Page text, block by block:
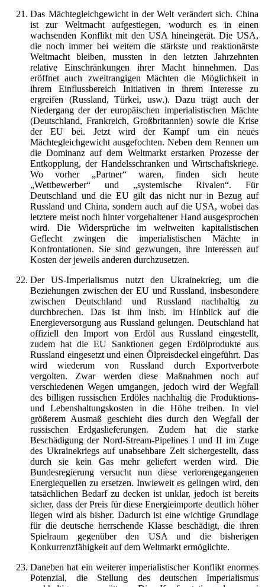
Das Mächtegleichgewicht in der Welt verändert sich. China
ist zur Weltmacht aufgestiegen, wodurch es in einen
wachsenden Konflikt mit den USA hineingerät. Die USA,
die noch immer bei weitem die stärkste und reaktionärste
Weltmacht bleiben, mussten in den letzten Jahrzehnten
relative Einschränkungen ihrer Macht hinnehmen. Das
eröffnet auch zweitrangigen Mächten die Möglichkeit in
ihrem Einflussbereich Initiativen in ihrem Interesse zu
ergreifen (Russland, Türkei, usw.). Dazu trägt auch der
Niedergang der der europäischen imperialistischen Mächte
(Deutschland, Frankreich, Großbritannien) sowie die Krise
der EU bei. Jetzt wird der Kampf um ein neues
Mächtegleichgewicht ausgefochten. Neben dem Rennen um
die Dominanz auf dem Weltmarkt erstarken Prozesse der
Entkopplung, der Handelsschranken und Wirtschaftskriege.
Wo vorher „Partner“ waren, finden sich heute
„Wettbewerber“ und „systemische Rivalen“. Für
Deutschland und die EU gilt das nicht nur in Bezug auf
Russland und China, sondern auch auf die USA, wobei das
letztere meist noch hinter vorgehaltener Hand ausgesprochen
wird. Die Widersprüche im weltweiten kapitalistischen
Geflecht zwingen die imperialistischen Mächte in
Konfrontationen. Sie sind gezwungen, ihre Interessen auf
Kosten der jeweils anderen durchzusetzen.
Der US-Imperialismus nutzt den Ukrainekrieg, um die
Beziehungen zwischen der EU und Russland, insbesondere
zwischen Deutschland und Russland nachhaltig zu
durchbrechen. Das ist ihm insb. im Hinblick auf die
Energieversorgung aus Russland gelungen. Deutschland hat
offiziell den Import von Erdöl aus Russland eingestellt,
zudem hat die EU Sanktionen gegen Erdölprodukte aus
Russland eingesetzt und einen Ölpreisdeckel eingeführt. Das
wird wiederum von Russland durch Exportverbote
vergolten. Zwar werden diese Maßnahmen noch auf
verschiedenen Wegen umgangen, jedoch wird der Wegfall
des billigen russischen Erdöles nachhaltig die Produktions-
und Lebenshaltungskosten in die Höhe treiben. In viel
größerem Ausmaß geschieht dies durch den Wegfall der
russischen Erdgaslieferungen. Zudem hat die starke
Beschädigung der Nord-Stream-Pipelines I und II im Zuge
des Ukrainekriegs auf unabsehbare Zeit sichergestellt, dass
durch sie kein Gas mehr geliefert werden wird. Die
Bundesregierung versucht nun diese verlorengegangenen
Energiequellen zu ersetzen. Inwieweit es gelingen wird, den
tatsächlichen Bedarf zu decken ist unklar, jedoch ist bereits
sicher, dass der Preis für diese Energieimporte deutlich höher
liegen wird als bisher. Dadurch ist eine wichtige Grundlage
für die deutsche herrschende Klasse beschädigt, die ihren
Spielraum gegenüber den USA und die bisherigen
Konkurrenzfähigkeit auf dem Weltmarkt ermöglichte.
Daneben hat ein weiterer imperialistischer Konflikt enormes
Potenzial, die Stellung des deutschen Imperialismus